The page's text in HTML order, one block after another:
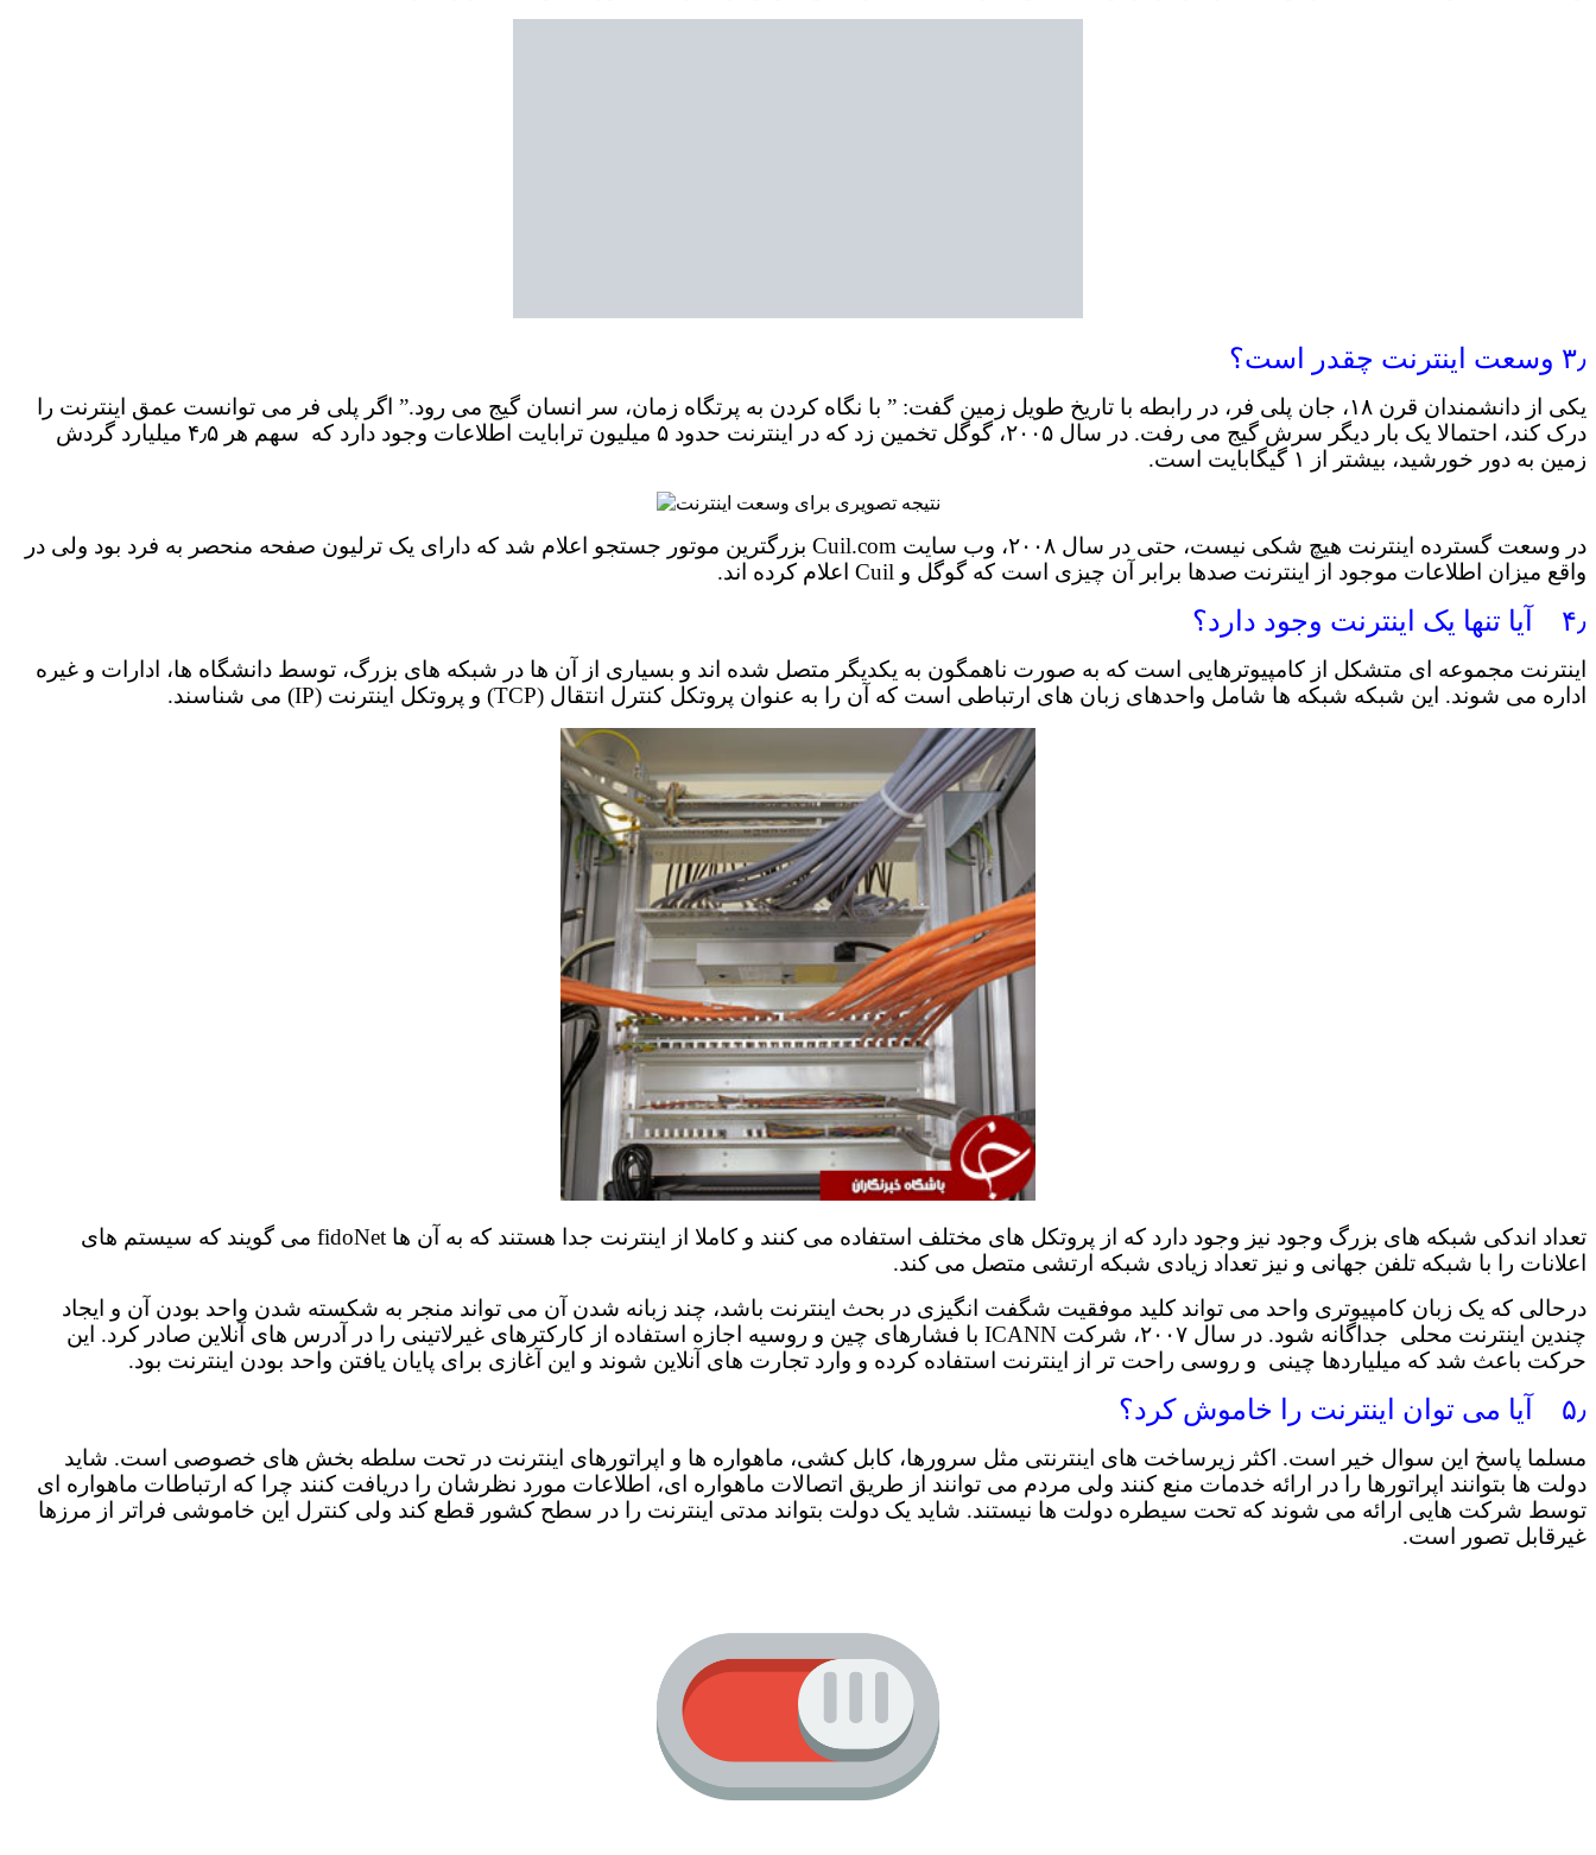
۳٫ وسعت اینترنت چقدر است؟
یکی از دانشمندان قرن ۱۸، جان پلی فر، در رابطه با تاریخ طویل زمین گفت: ” با نگاه کردن به پرتگاه زمان، سر انسان گیج می رود.” اگر پلی فر می توانست عمق اینترنت را
درک کند، احتمالا یک بار دیگر سرش گیج می رفت. در سال ۲۰۰۵، گوگل تخمین زد که در اینترنت حدود ۵ میلیون ترابایت اطلاعات وجود دارد که سهم هر ۴٫۵ میلیارد گردش
زمین به دور خورشید، بیشتر از ۱ گیگابایت است.
در وسعت گسترده اینترنت هیچ شکی نیست، حتی در سال ۲۰۰۸، وب سایت Cuil.com بزرگترین موتور جستجو اعلام شد که دارای یک ترلیون صفحه منحصر به فرد بود ولی در
واقع میزان اطلاعات موجود از اینترنت صدها برابر آن چیزی است که گوگل و Cuil اعلام کرده اند.
۴٫ آیا تنها یک اینترنت وجود دارد؟
اینترنت مجموعه ای متشکل از کامپیوترهایی است که به صورت ناهمگون به یکدیگر متصل شده اند و بسیاری از آن ها در شبکه های بزرگ، توسط دانشگاه ها، ادارات و غیره
اداره می شوند. این شبکه شبکه ها شامل واحدهای زبان های ارتباطی است که آن را به عنوان پروتکل کنترل انتقال (TCP) و پروتکل اینترنت (IP) می شناسند.
تعداد اندکی شبکه های بزرگ وجود نیز وجود دارد که از پروتکل های مختلف استفاده می کنند و کاملا از اینترنت جدا هستند که به آن ها fidoNet می گویند که سیستم های
اعلانات را با شبکه تلفن جهانی و نیز تعداد زیادی شبکه ارتشی متصل می کند.
درحالی که یک زبان کامپیوتری واحد می تواند کلید موفقیت شگفت انگیزی در بحث اینترنت باشد، چند زبانه شدن آن می تواند منجر به شکسته شدن واحد بودن آن و ایجاد
چندین اینترنت محلی جداگانه شود. در سال ۲۰۰۷، شرکت ICANN با فشارهای چین و روسیه اجازه استفاده از کارکترهای غیرلاتینی را در آدرس های آنلاین صادر کرد. این
حرکت باعث شد که میلیاردها چینی و روسی راحت تر از اینترنت استفاده کرده و وارد تجارت های آنلاین شوند و این آغازی برای پایان یافتن واحد بودن اینترنت بود.
۵٫ آیا می توان اینترنت را خاموش کرد؟
مسلما پاسخ این سوال خیر است. اکثر زیرساخت های اینترنتی مثل سرورها، کابل کشی، ماهواره ها و اپراتورهای اینترنت در تحت سلطه بخش های خصوصی است. شاید
دولت ها بتوانند اپراتورها را در ارائه خدمات منع کنند ولی مردم می توانند از طریق اتصالات ماهواره ای، اطلاعات مورد نظرشان را دریافت کنند چرا که ارتباطات ماهواره ای
توسط شرکت هایی ارائه می شوند که تحت سیطره دولت ها نیستند. شاید یک دولت بتواند مدتی اینترنت را در سطح کشور قطع کند ولی کنترل این خاموشی فراتر از مرزها
غیرقابل تصور است.